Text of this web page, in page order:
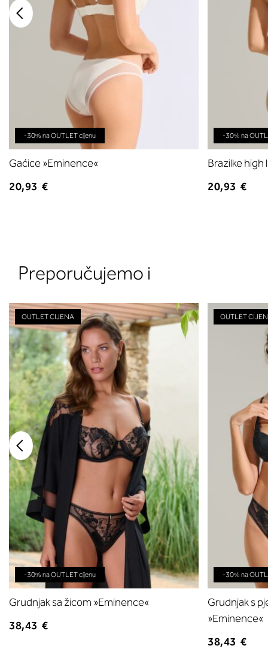
-30% na OUTLET cijenu
Gaćice »Eminence«
20,93 €
-30% na
Brazilke high
20,93 €
Preporučujemo i
OUTLET CIJENA
-30% na OUTLET cijenu
Grudnjak sa žicom »Eminence«
38,43 €
OUTLET
-30% na
Grudnjak s
»Eminence«
38,43 €